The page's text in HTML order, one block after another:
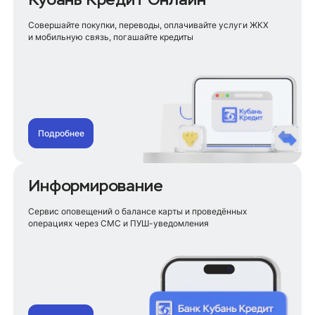
Для студентов
Для пенсионеров
Для учителей
На покупку земельного участка
На отпуск
На сбор ребенка в школу
Рефинансирование кредита
Для пенсионеров
Без поручителей
Рефинансирование кредитных карт
Совершайте покупки, переводы, оплачивайте услуги ЖКХ
и мобильную связь, погашайте кредиты
Подробнее
Информирование
Сервис оповещений о балансе карты и проведённых
операциях через СМС и ПУШ-уведомления